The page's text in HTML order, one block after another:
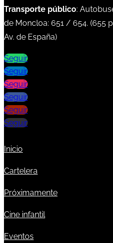
Transporte público:
de Moncloa: 651 / 654. (655
Av. de España)
Seguir
Seguir
Seguir
Seguir
Seguir
Seguir
Inicio
Cartelera
Próximamente
Cine infantil
Eventos